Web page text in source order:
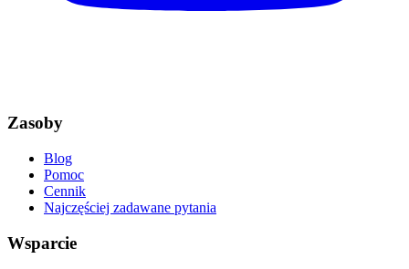
Zasoby
Blog
Pomoc
Cennik
Najczęściej zadawane pytania
Wsparcie